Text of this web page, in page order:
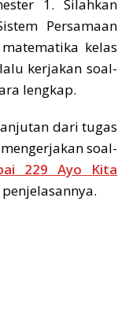
1. Silahkan
Persamaan
kelas
kerjakan soal-
lengkap.
dari tugas
soal-
229 Ayo Kita